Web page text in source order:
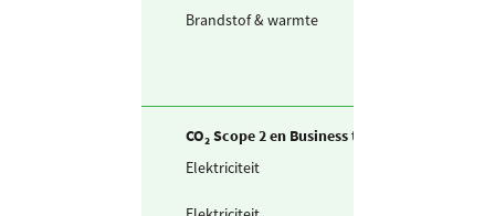
Brandstof & warmte
CO₂ Scope 2 en Business travel
Elektriciteit